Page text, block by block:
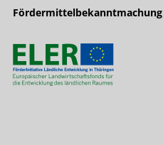
Fördermittelbekanntmachung